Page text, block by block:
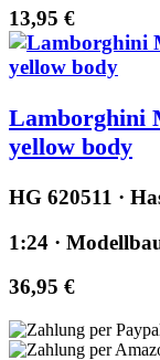
13,95 €
Lamborghini
yellow body
HG 620511 ·
1:24 ·
36,95 €